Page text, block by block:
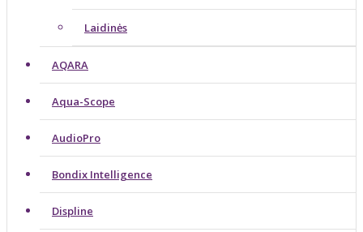
Laidinės
AQARA
Aqua-Scope
AudioPro
Bondix Intelligence
Displine